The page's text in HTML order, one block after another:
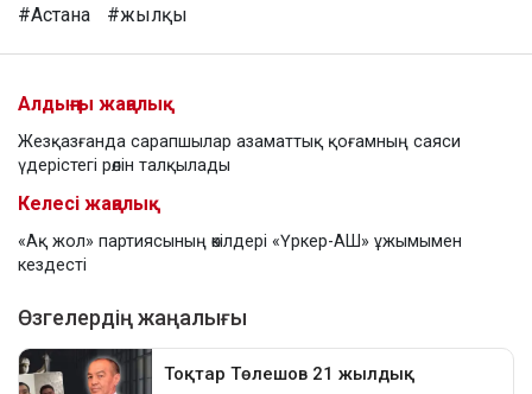
#Астана #жылқы
Алдыңғы жаңалық
Жезқазғанда сарапшылар азаматтық қоғамның саяси
үдерістегі рөлін талқылады
Келесі жаңалық
«Ақ жол» партиясының өкілдері «Үркер-АШ» ұжымымен
кездесті